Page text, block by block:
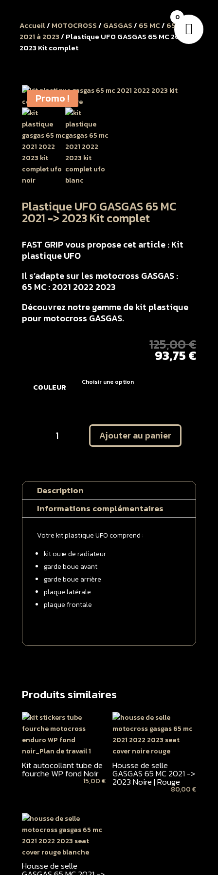
Accueil/ MOTOCROSS/ GASGAS/ 65 MC/ 65 MC
2021 à 2023/ Plastique UFO GASGAS 65 MC 2021 ->
2023 Kit complet
Promo !
Plastique UFO GASGAS 65 MC
2021 -> 2023 Kit complet
FAST GRIP vous propose cet article : Kit
plastique UFO
Il s’adapte sur les motocross GASGAS :
65 MC : 2021 2022 2023
Découvrez notre gamme de kit plastique
pour motocross GASGAS.
125,00€
93,75€
COULEUR
65
MC
-
2023
complet
Ajouter au panier
Description
Informations complémentaires
Votre kit plastique UFO comprend :
kit ouïe de radiateur
garde boue avant
garde boue arrière
plaque latérale
plaque frontale
Produits similaires
Kit autocollant tube de
fourche WP fond Noir
15,00€
Housse de selle
GASGAS 65 MC 2021 ->
2023 Noire | Rouge
80,00€
Housse de selle
0